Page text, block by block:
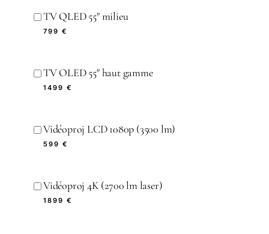
TV QLED 55" milieu
799 €
TV OLED 55" haut gamme
1499 €
Vidéoproj LCD 1080p (3500 lm)
599 €
Vidéoproj 4K (2700 lm laser)
1899 €